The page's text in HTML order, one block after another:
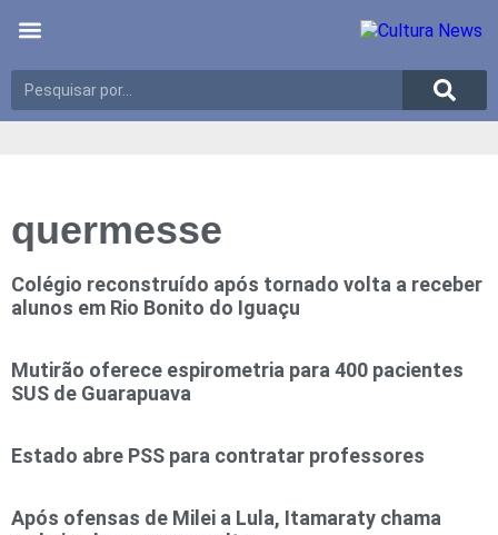
quermesse
Colégio reconstruído após tornado volta a receber
alunos em Rio Bonito do Iguaçu
Mutirão oferece espirometria para 400 pacientes
SUS de Guarapuava
Estado abre PSS para contratar professores
Após ofensas de Milei a Lula, Itamaraty chama